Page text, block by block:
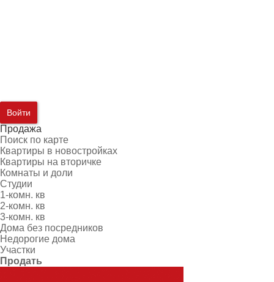
Войти
Продажа
Поиск по карте
Квартиры в новостройках
Квартиры на вторичке
Комнаты и доли
Студии
1-комн. кв
2-комн. кв
3-комн. кв
Дома без посредников
Недорогие дома
Участки
Продать